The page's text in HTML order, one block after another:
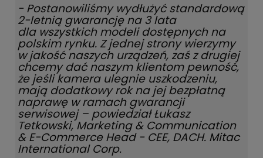
- Postanowiliśmy wydłużyć standardową
2-letnią gwarancję na 3 lata
dla wszystkich modeli dostępnych na
polskim rynku. Z jednej strony wierzymy
w jakość naszych urządzeń, zaś z drugiej
chcemy dać naszym klientom pewność,
że jeśli kamera ulegnie uszkodzeniu,
mają dodatkowy rok na jej bezpłatną
naprawę w ramach gwarancji
serwisowej – powiedział Łukasz
Tetkowski, Marketing & Communication
& E-Commerce Head - CEE, DACH. Mitac
International Corp.